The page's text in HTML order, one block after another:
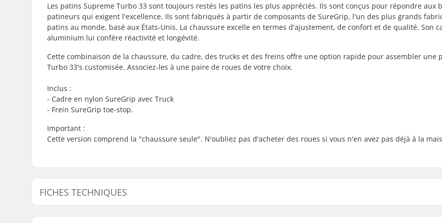
Les patins Supreme Turbo 33 sont toujours restés les patins les plus appréciés. Ils sont conçus pour répondre aux
patineurs qui exigent l'excellence. Ils sont fabriqués à partir de composants de SureGrip, l'un des plus grands
patins au monde, basé aux États-Unis. La chaussure excelle en termes d'ajustement, de confort et de qualité. Son
aluminium lui confère réactivité et longévité.
Cette combinaison de la chaussure, du cadre, des trucks et des freins offre une option rapide pour assembler une
Turbo 33's customisée. Associez-les à une paire de roues de votre choix.
Inclus :
- Cadre en nylon SureGrip avec Truck
- Frein SureGrip toe-stop.
Important :
Cette version comprend la "chaussure seule". N'oubliez pas d'acheter des roues si vous n'en avez pas déjà à la
FICHES TECHNIQUES
Diamètre de la roue:
Not included
Précision des